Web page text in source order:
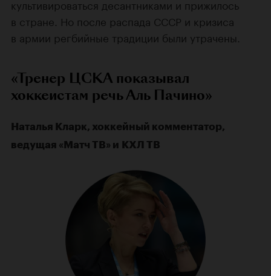
культивироваться десантниками и прижилось
в стране. Но после распада СССР и кризиса
в армии регбийные традиции были утрачены.
«Тренер ЦСКА показывал
хоккеистам речь Аль Пачино»
Наталья Кларк, хоккейный комментатор,
ведущая «Матч ТВ» и КХЛ ТВ